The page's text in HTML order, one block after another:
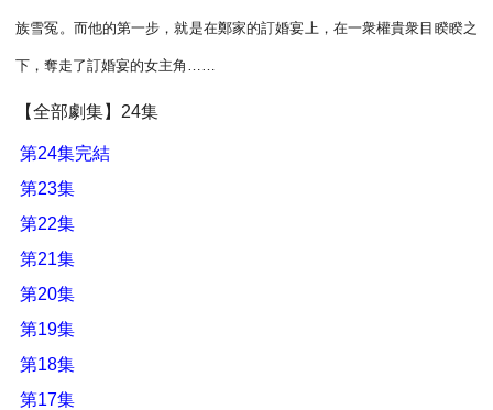
族雪冤。而他的第一步，就是在鄭家的訂婚宴上，在一衆權貴衆目睽睽之
下，奪走了訂婚宴的女主角……
【全部劇集】24集
第24集完結
第23集
第22集
第21集
第20集
第19集
第18集
第17集